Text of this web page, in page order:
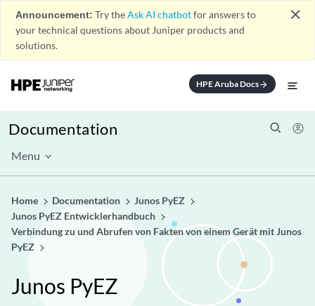
Announcement: Try theAsk AI chatbotfor answers to
your technical questions about Juniper products and
solutions.
close
HPE Aruba Docsarrow_forward
Documentation
Menu
Home Documentation
Junos PyEZ
Junos PyEZ Entwicklerhandbuch
Verbindung zu und Abrufen von Fakten von einem Gerät mit Junos
PyEZ
Junos PyEZ